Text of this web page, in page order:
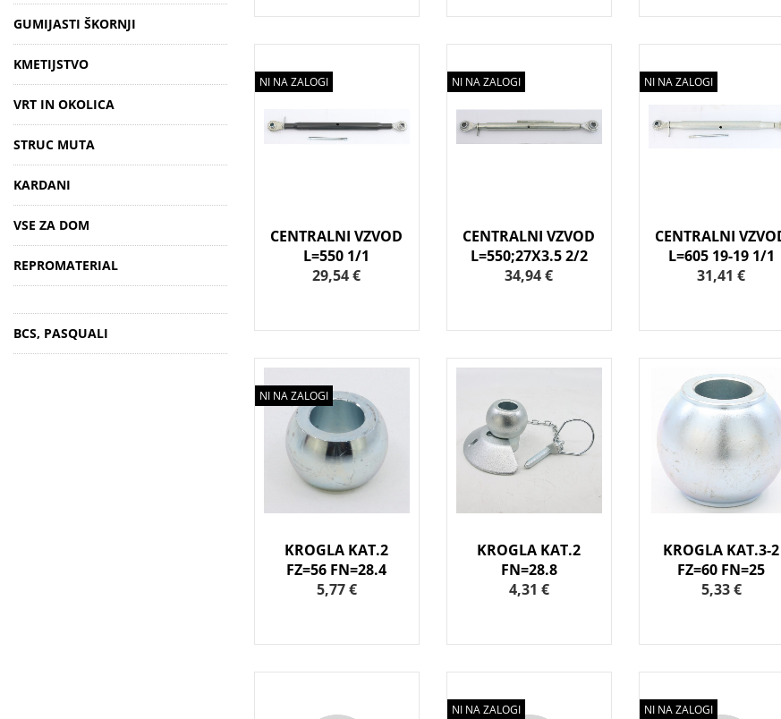
GUMIJASTI ŠKORNJI
KMETIJSTVO
VRT IN OKOLICA
STRUC MUTA
KARDANI
VSE ZA DOM
REPROMATERIAL
BCS, PASQUALI
NI NA ZALOGI
CENTRALNI VZVOD
L=550 1/1
29,54 €
NI NA ZALOGI
CENTRALNI VZVOD
L=550;27X3.5 2/2
34,94 €
NI NA ZALOGI
CENTRALNI
L=605 19-19 1/1
31,41 €
NI NA ZALOGI
KROGLA KAT.2
FZ=56 FN=28.4
5,77 €
KROGLA KAT.2
FN=28.8
4,31 €
KROGLA KAT.3-2
FZ=60 FN=25
5,33 €
NI NA ZALOGI NI NA ZALOGI